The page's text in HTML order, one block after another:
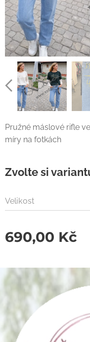
Pružné máslové rifle
míry na fotkách
Zvolte si
Velikost
690,00 Kč